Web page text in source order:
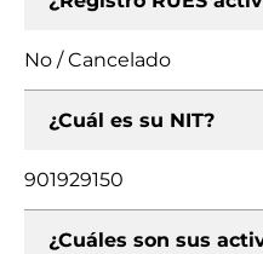
No / Cancelado
¿Cuál es su NIT?
901929150
¿Cuáles son sus